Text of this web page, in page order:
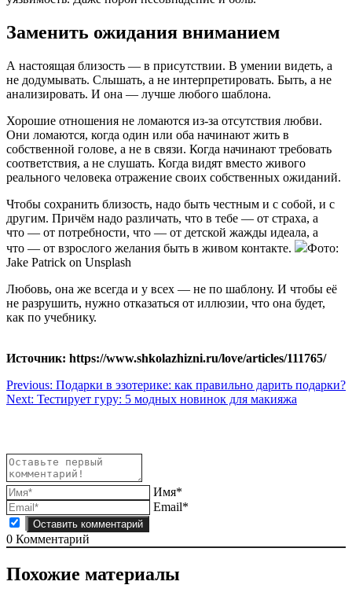
Заменить ожидания вниманием
А настоящая близость — в присутствии. В умении видеть, а
не додумывать. Слышать, а не интерпретировать. Быть, а не
анализировать. И она — лучше любого шаблона.
Хорошие отношения не ломаются из-за отсутствия любви.
Они ломаются, когда один или оба начинают жить в
собственной голове, а не в связи. Когда начинают требовать
соответствия, а не слушать. Когда видят вместо живого
реального человека отражение своих собственных ожиданий.
Чтобы сохранить близость, надо быть честным и с собой, и с
другим. Причём надо различать, что в тебе — от страха, а
что — от потребности, что — от детской жажды идеала, а
что — от взрослого желания быть в живом контакте.
Фото:
Jake Patrick on Unsplash
Любовь, она же всегда и у всех — не по шаблону. И чтобы её
не разрушить, нужно отказаться от иллюзии, что она будет,
как по учебнику.
Источник: https://www.shkolazhizni.ru/love/articles/111765/
Навигация
по
Previous: Подарки в эзотерике: как правильно дарить подарки?
Next: Тестирует гуру: 5 модных новинок для макияжа
Имя*
Email*
0 Комментарий
Похожие материалы